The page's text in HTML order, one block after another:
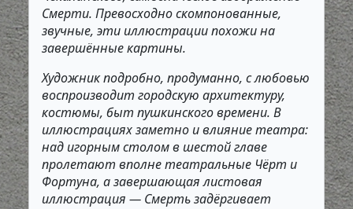
Смерти. Превосходно скомпонованные,
звучные, эти иллюстрации похожи на
завершённые картины.
Художник подробно, продуманно, с любовью
воспроизводит городскую архитектуру,
костюмы, быт пушкинского времени. В
иллюстрациях заметно и влияние театра:
над игорным столом в шестой главе
пролетают вполне театральные Чёрт и
Фортуна, а завершающая листовая
иллюстрация — Смерть задёргивает